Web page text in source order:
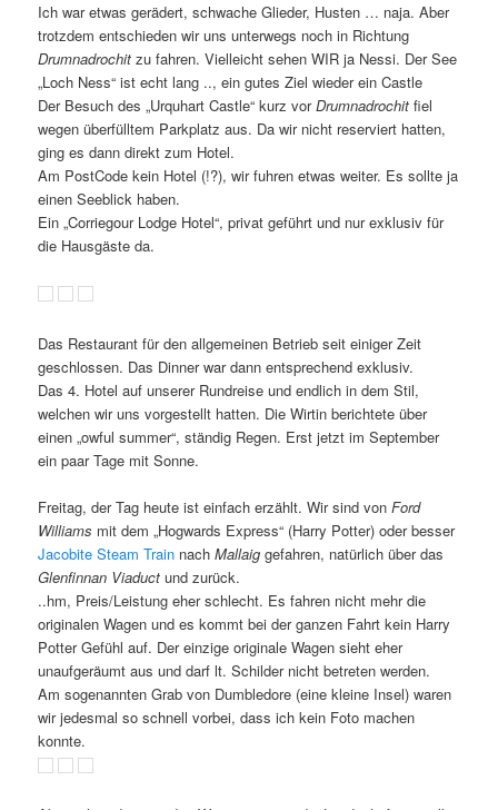
Ich war etwas gerädert, schwache Glieder, Husten … naja. Aber
trotzdem entschieden wir uns unterwegs noch in Richtung
Drumnadrochit zu fahren. Vielleicht sehen WIR ja Nessi. Der See
„Loch Ness“ ist echt lang .., ein gutes Ziel wieder ein Castle
Der Besuch des „Urquhart Castle“ kurz vorDrumnadrochit fiel
wegen überfülltem Parkplatz aus. Da wir nicht reserviert hatten,
ging es dann direkt zum Hotel.
Am PostCode kein Hotel (!?), wir fuhren etwas weiter. Es sollte ja
einen Seeblick haben.
Ein „Corriegour Lodge Hotel“, privat geführt und nur exklusiv für
die Hausgäste da.
Das Restaurant für den allgemeinen Betrieb seit einiger Zeit
geschlossen. Das Dinner war dann entsprechend exklusiv.
Das 4. Hotel auf unserer Rundreise und endlich in dem Stil,
welchen wir uns vorgestellt hatten. Die Wirtin berichtete über
einen „owful summer“, ständig Regen. Erst jetzt im September
ein paar Tage mit Sonne.
Freitag, der Tag heute ist einfach erzählt. Wir sind vonFord
Williams mit dem „Hogwards Express“ (Harry Potter) oder besser
Jacobite Steam Train nachMallaig gefahren, natürlich über das
Glenfinnan Viaduct und zurück.
..hm, Preis/Leistung eher schlecht. Es fahren nicht mehr die
originalen Wagen und es kommt bei der ganzen Fahrt kein Harry
Potter Gefühl auf. Der einzige originale Wagen sieht eher
unaufgeräumt aus und darf lt. Schilder nicht betreten werden.
Am sogenannten Grab von Dumbledore (eine kleine Insel) waren
wir jedesmal so schnell vorbei, dass ich kein Foto machen
konnte.